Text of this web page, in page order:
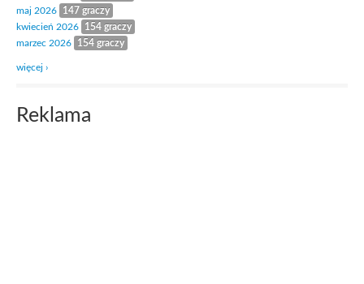
maj 2026
147 graczy
kwiecień 2026
154 graczy
marzec 2026
154 graczy
więcej ›
Reklama